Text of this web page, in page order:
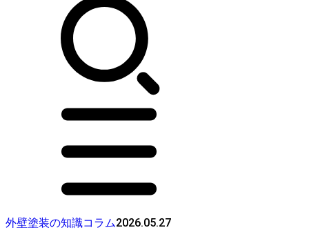
外壁塗装の知識コラム2026.05.27